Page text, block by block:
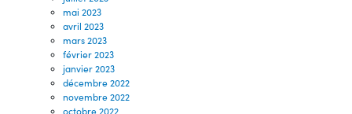
mai 2023
avril 2023
mars 2023
février 2023
janvier 2023
décembre 2022
novembre 2022
octobre 2022